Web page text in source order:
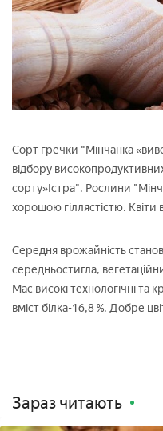
Сорт гречки "Мінчанка
відбору
сорту»Істра". Рослини
хорошою гіллястістю. Квіти
Середня врожайність
середньостигла,
Має високі технологічні та
вміст білка-16,8 %. Добре
Зараз читають